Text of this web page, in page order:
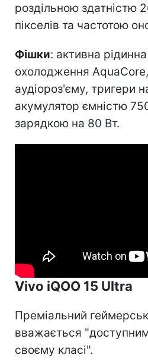
роздільною здатністю
пікселів та частотою
Фішки: активна
охолодження
аудіороз'єму, тригери
акумулятор ємністю
зарядкою на 80 Вт.
Vivo iQOO 15 Ultra
Преміальний
вважається
своєму класі".